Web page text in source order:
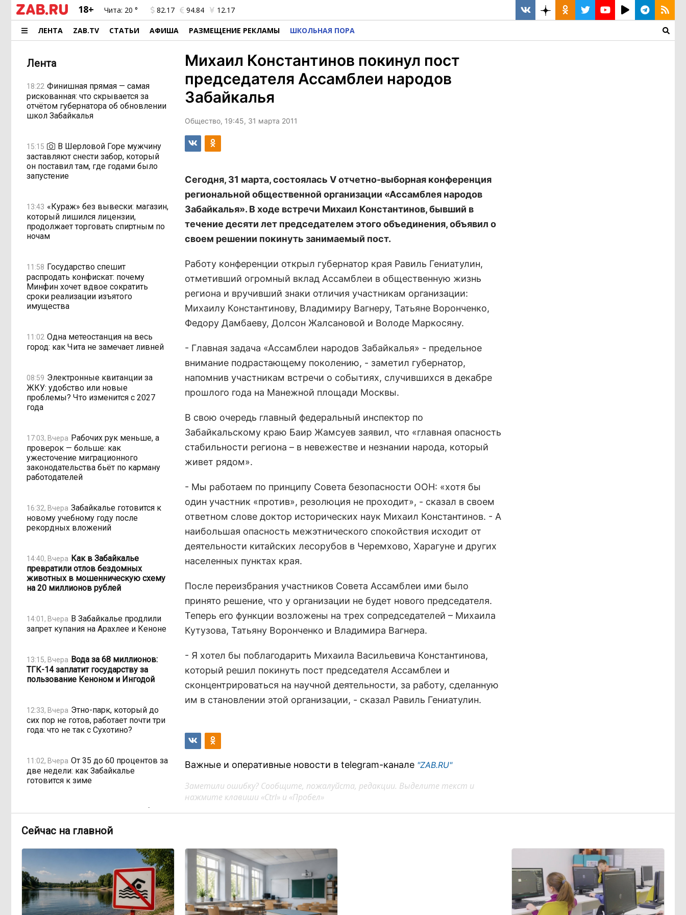
18+ Чита: 20 ° 82.17 94.84 12.17
ЛЕНТА ZAB.TV СТАТЬИ АФИША РАЗМЕЩЕНИЕ РЕКЛАМЫ ШКОЛЬНАЯ ПОРА
Лента
18:22 Финишная прямая — самая
рискованная: что скрывается за
отчётом губернатора об обновлении
школ Забайкалья
15:15
В Шерловой Горе мужчину
заставляют снести забор, который
он поставил там, где годами было
запустение
13:43 «Кураж» без вывески: магазин,
который лишился лицензии,
продолжает торговать спиртным по
ночам
11:58 Государство спешит
распродать конфискат: почему
Минфин хочет вдвое сократить
сроки реализации изъятого
имущества
11:02 Одна метеостанция на весь
город: как Чита не замечает ливней
08:59 Электронные квитанции за
ЖКУ: удобство или новые
проблемы? Что изменится с 2027
года
17:03, Вчера Рабочих рук меньше, а
проверок — больше: как
ужесточение миграционного
законодательства бьёт по карману
работодателей
16:32, Вчера Забайкалье готовится к
новому учебному году после
рекордных вложений
14:40, Вчера Как в Забайкалье
превратили отлов бездомных
животных в мошенническую схему
на 20 миллионов рублей
14:01, Вчера В Забайкалье продлили
запрет купания на Арахлее и Кеноне
13:15, Вчера Вода за 68 миллионов:
ТГК-14 заплатит государству за
пользование Кеноном и Ингодой
12:33, Вчера Этно-парк, который до
сих пор не готов, работает почти три
года: что не так с Сухотино?
11:02, Вчера От 35 до 60 процентов за
две недели: как Забайкалье
готовится к зиме
09:31, Вчера Сахар, курица и хлеб
рисует обратное
Забайкалье строит
дамбы раньше сроков, чтобы
паводки не застали врасплох
18:01, 6 августа Погодные качели в
Михаил Константинов покинул пост
председателя Ассамблеи народов
Забайкалья
Общество, 19:45, 31 марта 2011
Сегодня, 31 марта, состоялась V отчетно-выборная конференция
региональной общественной организации «Ассамблея народов
Забайкалья». В ходе встречи Михаил Константинов, бывший в
течение десяти лет председателем этого объединения, объявил о
своем решении покинуть занимаемый пост.
Работу конференции открыл губернатор края Равиль Гениатулин,
отметивший огромный вклад Ассамблеи в общественную жизнь
региона и вручивший знаки отличия участникам организации:
Михаилу Константинову, Владимиру Вагнеру, Татьяне Воронченко,
Федору Дамбаеву, Долсон Жалсановой и Володе Маркосяну.
- Главная задача «Ассамблеи народов Забайкалья» - предельное
внимание подрастающему поколению, - заметил губернатор,
напомнив участникам встречи о событиях, случившихся в декабре
прошлого года на Манежной площади Москвы.
В свою очередь главный федеральный инспектор по
Забайкальскому краю Баир Жамсуев заявил, что «главная опасность
стабильности региона – в невежестве и незнании народа, который
живет рядом».
- Мы работаем по принципу Совета безопасности ООН: «хотя бы
один участник «против», резолюция не проходит», - сказал в своем
ответном слове доктор исторических наук Михаил Константинов. - А
наибольшая опасность межэтнического спокойствия исходит от
деятельности китайских лесорубов в Черемхово, Харагуне и других
населенных пунктах края.
После переизбрания участников Совета Ассамблеи ими было
принято решение, что у организации не будет нового председателя.
Теперь его функции возложены на трех сопредседателей – Михаила
Кутузова, Татьяну Воронченко и Владимира Вагнера.
- Я хотел бы поблагодарить Михаила Васильевича Константинова,
который решил покинуть пост председателя Ассамблеи и
сконцентрироваться на научной деятельности, за работу, сделанную
им в становлении этой организации, - сказал Равиль Гениатулин.
Важные и оперативные новости в telegram-канале "ZAB.RU"
Заметили ошибку? Сообщите, пожалуйста, редакции. Выделите текст и
нажмите клавиши «Ctrl» и «Пробел»
Сейчас на главной